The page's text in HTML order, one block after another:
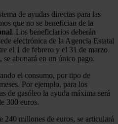
de ayudas directas para las
que no se benefician de la
. Los beneficiarios deberán
electrónica de la Agencia Estatal
el 1 de febrero y el 31 de marzo
abonará en un único pago.
el consumo, por tipo de
Por ejemplo, para los
de gasóleo la ayuda máxima será
300 euros.
240 millones de euros, se articulará